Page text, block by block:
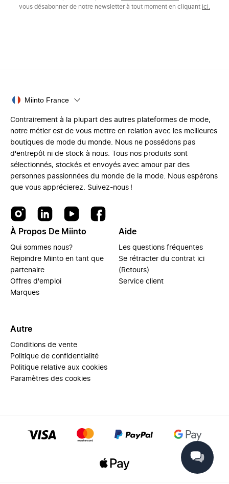
vous désabonner de notre newsletter à tout moment en cliquant ici.
Miinto France
Contrairement à la plupart des autres plateformes de mode,
notre métier est de vous mettre en relation avec les meilleures
boutiques de mode du monde. Nous ne possédons pas
d'entrepôt ni de stock à nous. Tous nos produits sont
sélectionnés, stockés et envoyés avec amour par des
personnes passionnées du monde de la mode. Nous espérons
que vous apprécierez. Suivez-nous !
À Propos De Miinto
Qui sommes nous?
Rejoindre Miinto en tant que
partenaire
Offres d'emploi
Marques
Aide
Les questions fréquentes
Se rétracter du contrat ici
(Retours)
Service client
Autre
Conditions de vente
Politique de confidentialité
Politique relative aux cookies
Paramètres des cookies